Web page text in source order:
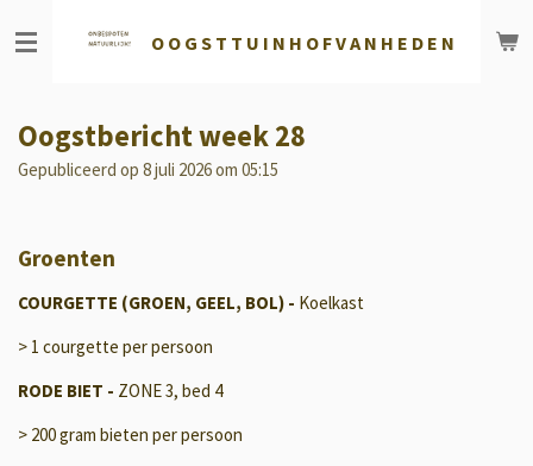
direct
hoofdinhoud
O O G S T T U I N H O F V A N H E D E N
Oogstbericht week 28
Gepubliceerd op 8 juli 2026 om 05:15
Groenten
COURGETTE (GROEN, GEEL, BOL) - Koelkast
> 1 courgette per persoon
RODE BIET - ZONE 3, bed 4
> 200 gram bieten per persoon